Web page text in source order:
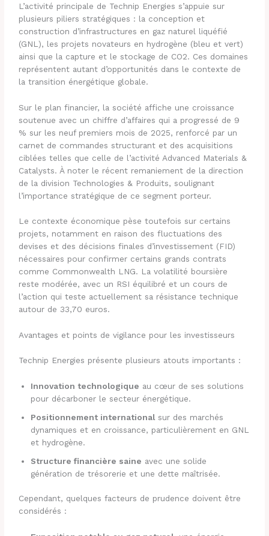
L’activité principale de Technip Energies s’appuie sur
plusieurs piliers stratégiques : la conception et
construction d’infrastructures en gaz naturel liquéfié
(GNL), les projets novateurs en hydrogène (bleu et vert)
ainsi que la capture et le stockage de CO2. Ces domaines
représentent autant d’opportunités dans le contexte de
la transition énergétique globale.
Sur le plan financier, la société affiche une croissance
soutenue avec un chiffre d’affaires qui a progressé de 9
% sur les neuf premiers mois de 2025, renforcé par un
carnet de commandes structurant et des acquisitions
ciblées telles que celle de l’activité Advanced Materials &
Catalysts. À noter le récent remaniement de la direction
de la division Technologies & Produits, soulignant
l’importance stratégique de ce segment porteur.
Le contexte économique pèse toutefois sur certains
projets, notamment en raison des fluctuations des
devises et des décisions finales d’investissement (FID)
nécessaires pour confirmer certains grands contrats
comme Commonwealth LNG. La volatilité boursière
reste modérée, avec un RSI équilibré et un cours de
l’action qui teste actuellement sa résistance technique
autour de 33,70 euros.
Avantages et points de vigilance pour les investisseurs
Technip Energies présente plusieurs atouts importants :
Innovation technologique au cœur de ses solutions
pour décarboner le secteur énergétique.
Positionnement international sur des marchés
dynamiques et en croissance, particulièrement en GNL
et hydrogène.
Structure financière saine avec une solide
génération de trésorerie et une dette maîtrisée.
Cependant, quelques facteurs de prudence doivent être
considérés :